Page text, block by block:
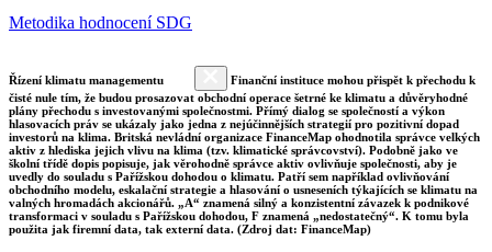
Metodika hodnocení SDG
Řízení klimatu managementu
Finanční instituce mohou přispět k přechodu k
čisté nule tím, že budou prosazovat obchodní operace šetrné ke klimatu a důvěryhodné
plány přechodu s investovanými společnostmi. Přímý dialog se společností a výkon
hlasovacích práv se ukázaly jako jedna z nejúčinnějších strategií pro pozitivní dopad
investorů na klima. Britská nevládní organizace FinanceMap ohodnotila správce velkých
aktiv z hlediska jejich vlivu na klima (tzv. klimatické správcovství). Podobně jako ve
školní třídě dopis popisuje, jak věrohodně správce aktiv ovlivňuje společnosti, aby je
uvedly do souladu s Pařížskou dohodou o klimatu. Patří sem například ovlivňování
obchodního modelu, eskalační strategie a hlasování o usneseních týkajících se klimatu na
valných hromadách akcionářů. „A“ znamená silný a konzistentní závazek k podnikové
transformaci v souladu s Pařížskou dohodou, F znamená „nedostatečný“. K tomu byla
použita jak firemní data, tak externí data. (Zdroj dat: FinanceMap)